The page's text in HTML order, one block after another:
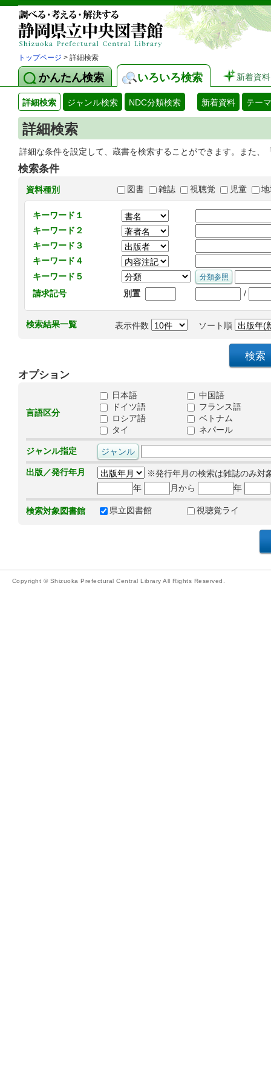
トップページ > 詳細検索
かんたん検索 いろいろ検索 新着資料
詳細検索 ジャンル検索 NDC分類検索 新着資料 テー
詳細検索
詳細な条件を設定して、蔵書を検索することができます。また
検索条件
資料種別 図書 雑誌 視聴覚 児童
キーワード１
キーワード２
キーワード３
キーワード４
キーワード５
請求記号
別置 /
検索結果一覧 表示件数 ソート順
オプション
言語区分
日本語
中国語
ドイツ語
フランス語
ロシア語
ベトナム
タイ
ネパール
ジャンル指定
出版／発行年月
※発行年月の検索は雑誌のみ対
年
月から 年
検索対象図書館 県立図書館 視聴覚ライ
Copyright © Shizuoka Prefectural Central Library All Rights Reserved.